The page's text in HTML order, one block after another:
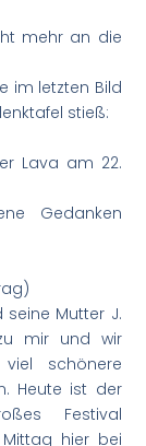
mehr an die
im letzten Bild
stieß:
Lava am 22.
Gedanken
Mutter J.
mir und wir
schönere
Heute ist der
Festival
hier bei